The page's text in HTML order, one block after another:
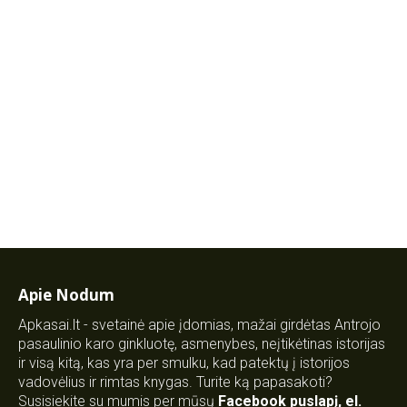
Apie Nodum
Apkasai.lt - svetainė apie įdomias, mažai girdėtas Antrojo
pasaulinio karo ginkluotę, asmenybes, neįtikėtinas istorijas
ir visą kitą, kas yra per smulku, kad patektų į istorijos
vadovėlius ir rimtas knygas. Turite ką papasakoti?
Susisiekite su mumis per mūsų Facebook puslapį, el.